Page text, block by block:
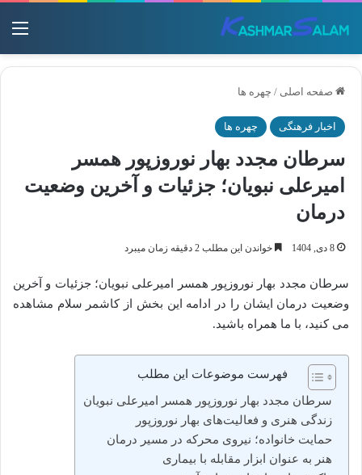
صفحه اصلی / چهره ها
اخبار فرهنگی چهره ها
سرطان مجدد بهار نوروزپور همسر
امیرعلی نبویان؛ جزئیات و آخرین وضعیت
درمان
8 دی, 1404 خواندن این مطلب 2 دقیقه زمان میبرد
سرطان مجدد بهار نوروزپور همسر امیرعلی نبویان؛ جزئیات و آخرین
وضعیت درمان ایشان را در ادامه این بخش از کاشمر سلام مشاهده
می کنید، با ما همراه باشید.
فهرست موضوعات این مطلب
سرطان مجدد بهار نوروزپور همسر امیرعلی نبویان
زندگی هنری و فعالیت‌های بهار نوروزپور
حمایت خانواده؛ نیروی محرکه در مسیر درمان
هنر به عنوان ابزار مقابله با بیماری